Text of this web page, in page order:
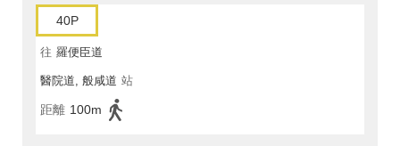
40P
往 羅便臣道
醫院道, 般咸道 站
距離 100m